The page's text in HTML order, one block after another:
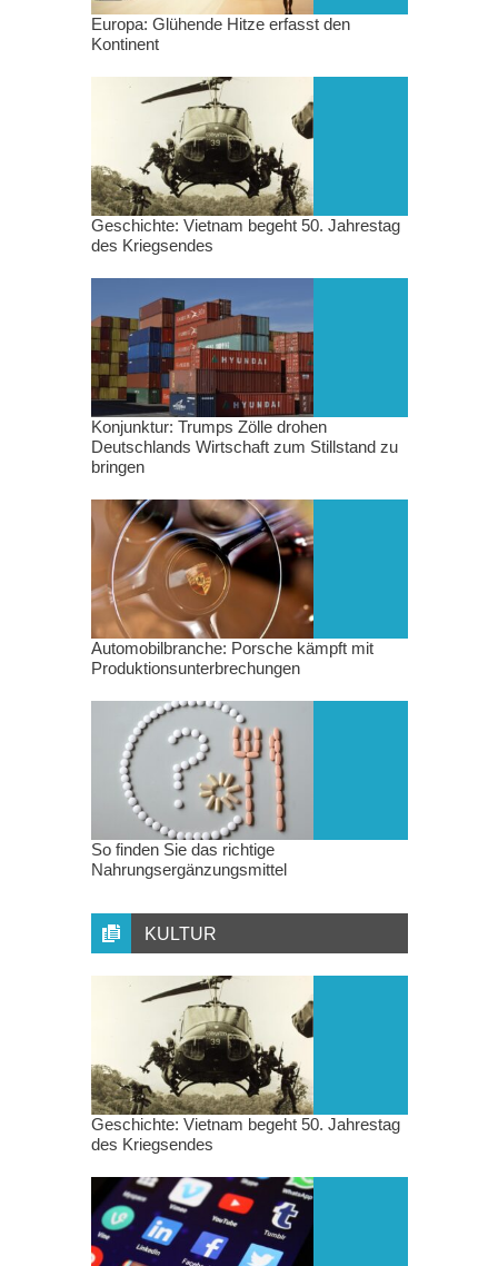
Europa: Glühende Hitze erfasst den
Kontinent
Geschichte: Vietnam begeht 50. Jahrestag
des Kriegsendes
Konjunktur: Trumps Zölle drohen
Deutschlands Wirtschaft zum Stillstand zu
bringen
Automobilbranche: Porsche kämpft mit
Produktionsunterbrechungen
So finden Sie das richtige
Nahrungsergänzungsmittel
KULTUR
Geschichte: Vietnam begeht 50. Jahrestag
des Kriegsendes